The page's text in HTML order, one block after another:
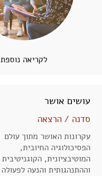
לקריאה נוספת
עושים אושר
סדנה / הרצאה
עקרונות האושר מתוך עולם
הפסיכולוגיה החיובית,
המוטיבציונית, הקוגניטיבית
וההתנהגותית והנעה לפעולה